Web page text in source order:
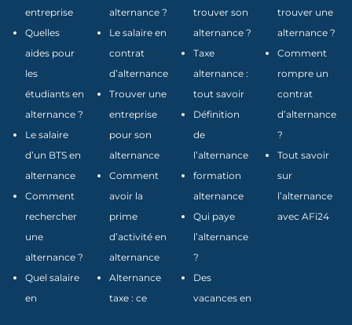
entreprise
Quelles
aides pour
les
étudiants en
alternance ?
Le salaire
d’un BTS en
alternance
Comment
rechercher
une
alternance ?
Quel salaire
en
alternance ?
Le salaire en
contrat
d’alternance
Trouver une
entreprise
pour son
alternance
Comment
avoir la
prime
d’activité en
alternance
Alternance
taxe : ce
trouver son
alternance ?
Taxe
alternance :
tout savoir
Définition
de
l’alternance
formation
alternance
Qui paye
l’alternance
?
Des
vacances en
trouver une
alternance ?
Comment
rompre un
contrat
d’alternance
?
Tout savoir
sur
l’alternance
avec AFi24